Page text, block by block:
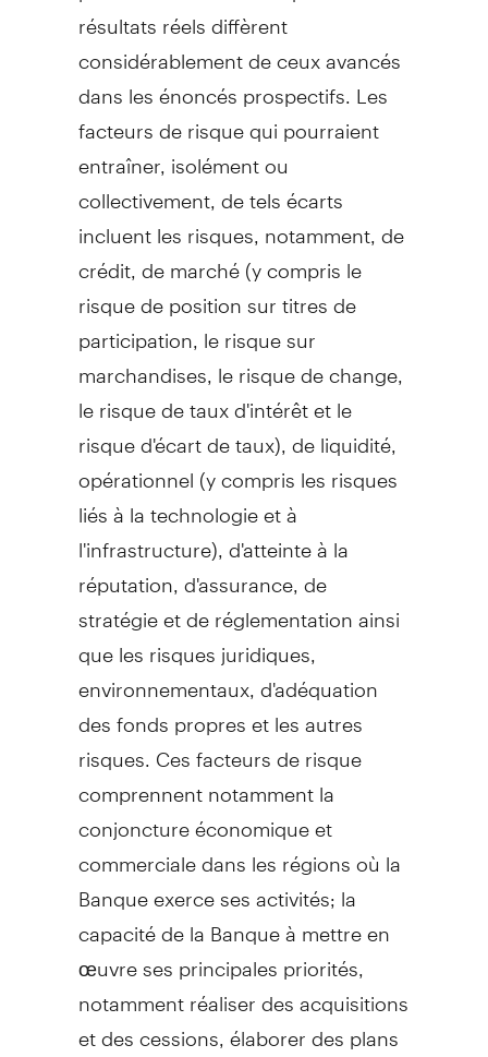
résultats réels diffèrent
considérablement de ceux avancés
dans les énoncés prospectifs. Les
facteurs de risque qui pourraient
entraîner, isolément ou
collectivement, de tels écarts
incluent les risques, notamment, de
crédit, de marché (y compris le
risque de position sur titres de
participation, le risque sur
marchandises, le risque de change,
le risque de taux d'intérêt et le
risque d'écart de taux), de liquidité,
opérationnel (y compris les risques
liés à la technologie et à
l'infrastructure), d'atteinte à la
réputation, d'assurance, de
stratégie et de réglementation ainsi
que les risques juridiques,
environnementaux, d'adéquation
des fonds propres et les autres
risques. Ces facteurs de risque
comprennent notamment la
conjoncture économique et
commerciale dans les régions où la
Banque exerce ses activités; la
capacité de la Banque à mettre en
œuvre ses principales priorités,
notamment réaliser des acquisitions
et des cessions, élaborer des plans